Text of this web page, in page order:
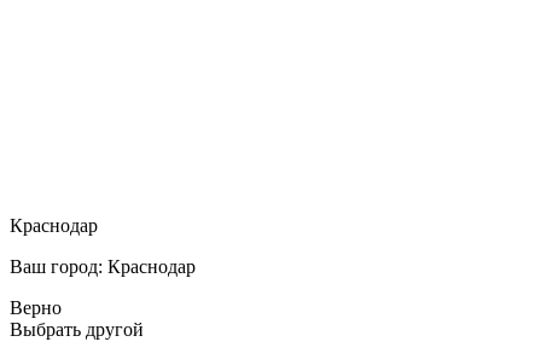
Краснодар
Ваш город: Краснодар
Верно
Выбрать другой